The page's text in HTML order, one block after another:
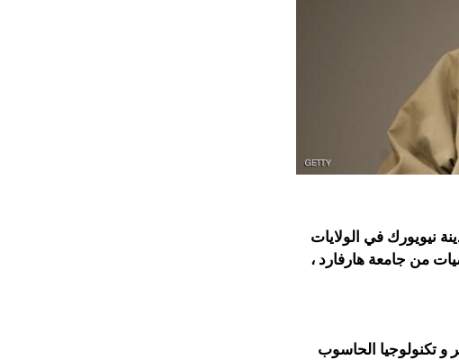
من اغسطس سنة 1927 ميلاديا في مدينة نيويورك في الولايات
من جامعة هارفارد ،
تكنولوجيا الحاسوب